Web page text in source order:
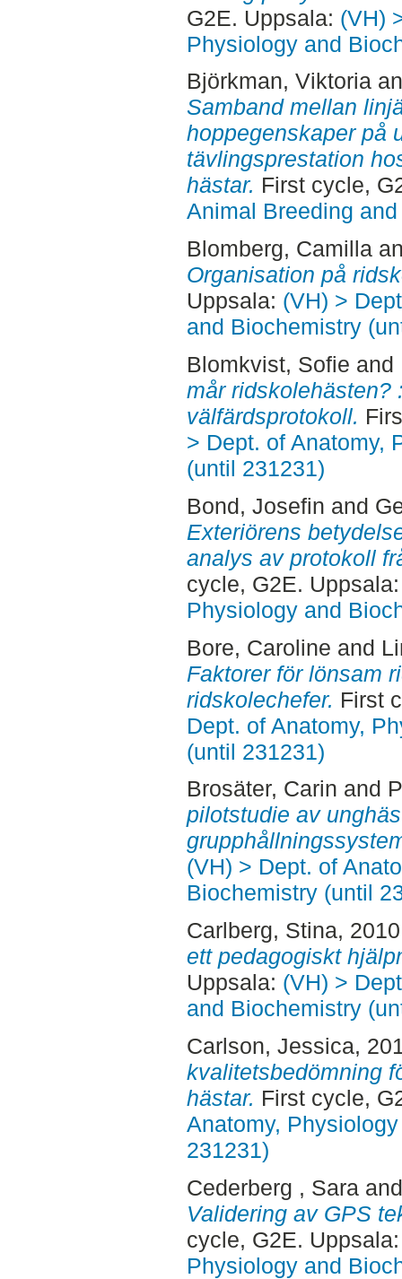
G2E. Uppsala: (VH)
Physiology and
Björkman, Viktoria
Samband mellan
hoppegenskaper på
tävlingsprestation
hästar. First cycle,
Animal Breeding
Blomberg, Camilla
Organisation på
Uppsala: (VH) >
and Biochemistry
Blomkvist, Sofie and
mår ridskolehästen?
välfärdsprotokoll.
> Dept. of Anatomy,
(until 231231)
Bond, Josefin and
Exteriörens
analys av protokoll
cycle, G2E.
Physiology and
Bore, Caroline and
Faktorer för lönsam
ridskolechefer. First
Dept. of Anatomy,
(until 231231)
Brosäter, Carin and
pilotstudie av
(VH) > Dept. of
Biochemistry (until
Carlberg, Stina,
ett pedagogiskt
Uppsala: (VH) >
and Biochemistry
Carlson, Jessica,
kvalitetsbedömning
hästar. First cycle,
Anatomy,
231231)
Cederberg , Sara
Validering av GPS
cycle, G2E.
Physiology and